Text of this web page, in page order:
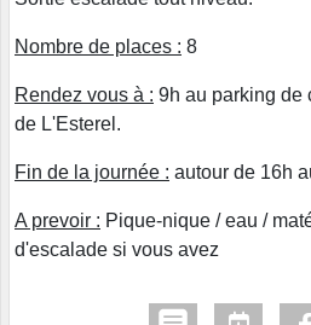
Nombre de places : 8
Rendez vous à : 9h au parking de
de L'Esterel.
Fin de la journée : autour de 16h
A prevoir : Pique-nique / eau /
d'escalade si vous avez